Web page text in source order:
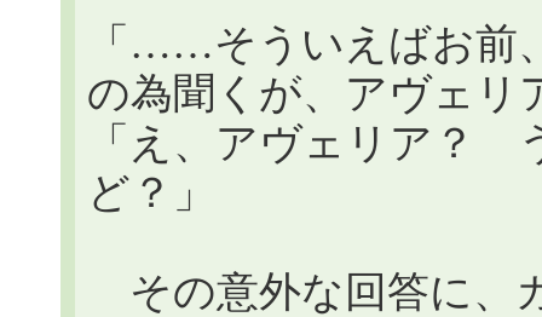
「……そういえばお前
の為聞くが、アヴェリ
「え、アヴェリア？
ど？」
その意外な回答に、